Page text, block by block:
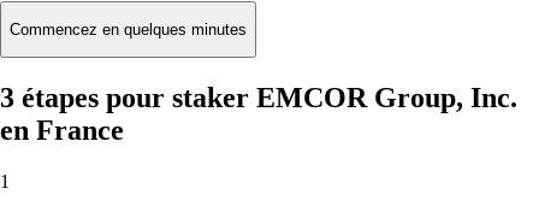
Commencez en quelques minutes
3 étapes pour staker EMCOR Group, Inc.
en France
1